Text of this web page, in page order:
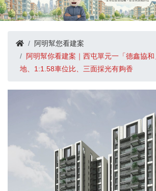
阿明幫您看建案
阿明幫你看建案｜西屯單元一「德鑫協
地、1:1.58車位比、三面採光有夠香